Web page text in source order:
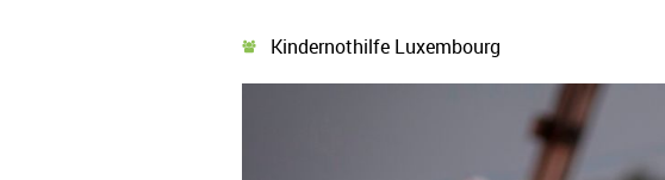
Kindernothilfe Luxembourg